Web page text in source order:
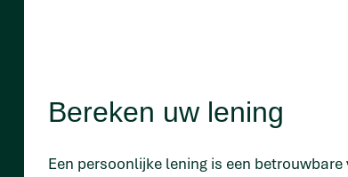
Bereken uw lening
Een persoonlijke lening is een